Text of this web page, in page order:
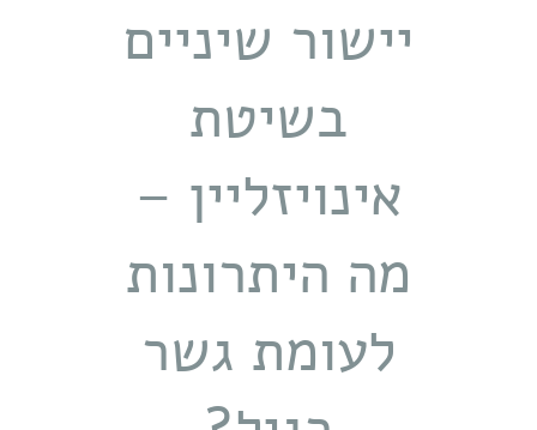
יישור שיניים
בשיטת
אינויזליין –
מה היתרונות
לעומת גשר